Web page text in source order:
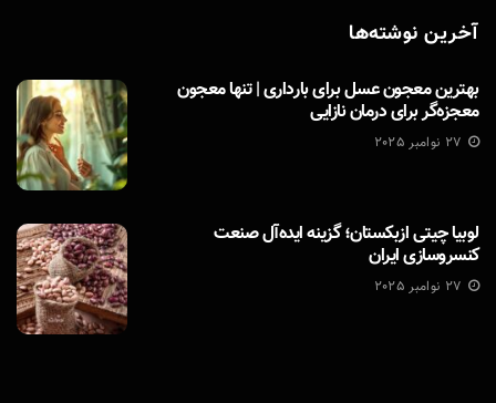
آخرین نوشته‌ها
بهترین معجون عسل برای بارداری | تنها معجون
معجزه‌گر برای درمان نازایی
27 نوامبر 2025
لوبیا چیتی ازبکستان؛ گزینه ایده‌آل صنعت
کنسروسازی ایران
27 نوامبر 2025